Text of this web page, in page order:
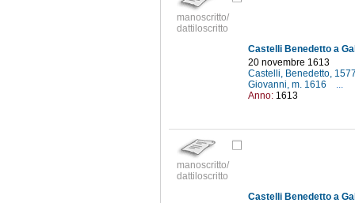
manoscritto/
dattiloscritto
Castelli Benedetto a
20 novembre 1613
Castelli, Benedetto,
Giovanni, m. 1616
...
Anno: 1613
manoscritto/
dattiloscritto
Castelli Benedetto a